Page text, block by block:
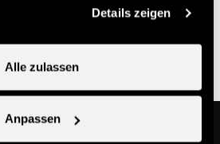
Details zeigen
Alle zulassen
Anpassen
Tourisme eine Multi-Sport-
interessieren